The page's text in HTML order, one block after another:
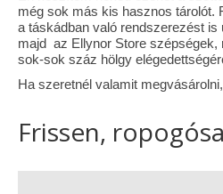
még sok más kis hasznos tárolót.
a táskádban való rendszerezést
majd az Ellynor Store
sok-sok száz hölgy
Ha szeretnél valamit
Frissen,